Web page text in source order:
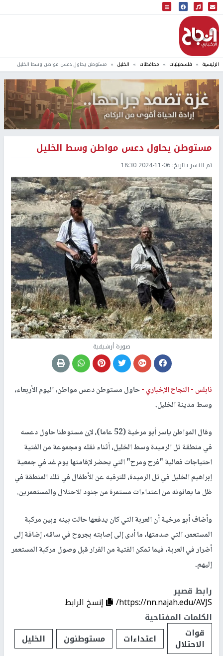
البث المباشر
إذاعة النجاح
الرئيسية فلسطينيات محافظات الخليل مستوطن يحاول دعس مواطن وسط الخليل
مستوطن يحاول دعس مواطن وسط الخليل
تم النشر بتاريخ: 2024-11-06 18:30
صورة أرشيفية
نابلس -النجاح الإخباري -حاول مستوطن دعس مواطن، اليوم الأربعاء،
وسط مدينة الخليل.
وقال المواطن ياسر أبو مرخية (52 عاما)، لإن مستوطنا حاول دعسه
في منطقة تل الرميدة وسط الخليل، أثناء نقله ومجموعة من الفتية
احتياجات فعالية "فرح ومرح" التي يحضر لإقامتها يوم غد في جمعية
إبراهيم الخليل في تل الرميدة، للترفيه عن الأطفال في تلك المنطقة في
ظل ما يعانونه من اعتداءات مستمرة من جنود الاحتلال والمستعمرين.
وأضاف أبو مرخية أن العربة التي كان يدفعها حالت بينه وبين مركبة
المستعمر، التي صدمتها، ما أدى إلى إصابته بجروح في ساقه، إضافة إلى
أضرار في العربة، فيما تمكن الفتية من الفرار قبل وصول مركبة المستعمر
إليهم.
رابط قصير
https://nn.najah.edu/AVJS/
إنسخ الرابط
الكلمات المفتاحية
قوات
الاحتلال اعتداءات مستوطنون الخليل